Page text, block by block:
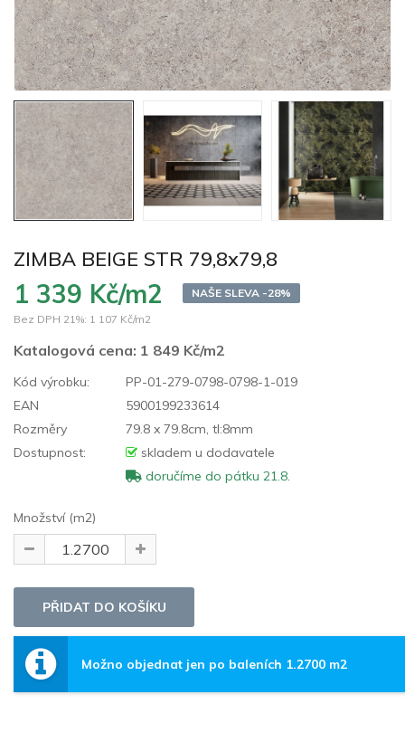
ZIMBA BEIGE STR 79,8x79,8
1 339 Kč/m2
NAŠE SLEVA -28%
Bez DPH 21%: 1 107 Kč/m2
Katalogová cena: 1 849 Kč/m2
Kód výrobku:
PP-01-279-0798-0798-1-019
EAN
5900199233614
Rozměry
79.8 x 79.8cm, tl:8mm
Dostupnost:
skladem u dodavatele
doručíme do pátku 21.8.
Množství (m2)
Možno objednat jen po baleních 1.2700 m2